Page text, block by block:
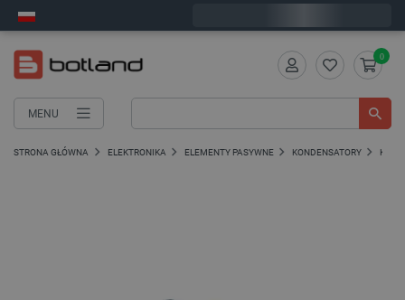
MENU
0
STRONA GŁÓWNA ELEKTRONIKA ELEMENTY PASYWNE KONDENSATORY